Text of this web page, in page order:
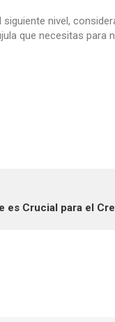
nivel,
que necesitas para